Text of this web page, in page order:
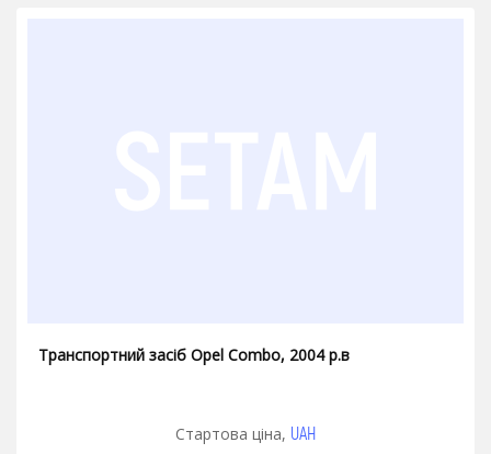
Транспортний засіб Opel Combo, 2004 р.в
Стартова ціна, UAH